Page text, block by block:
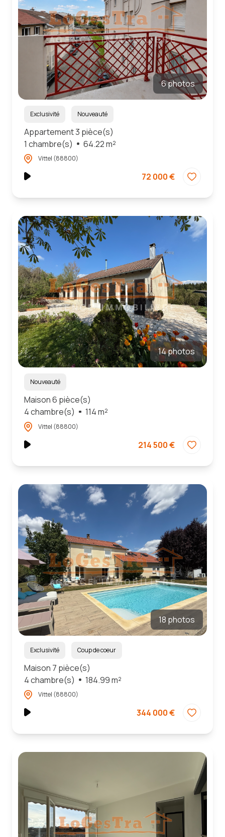
6 photos
Exclusivité Nouveauté
Appartement 3 pièce(s)
1 chambre(s)
64.22 m²
Vittel (88800)
72 000 €
14 photos
Nouveauté
Maison 6 pièce(s)
4 chambre(s)
114 m²
Vittel (88800)
214 500 €
18 photos
Exclusivité Coup de coeur
Maison 7 pièce(s)
4 chambre(s)
184.99 m²
Vittel (88800)
344 000 €